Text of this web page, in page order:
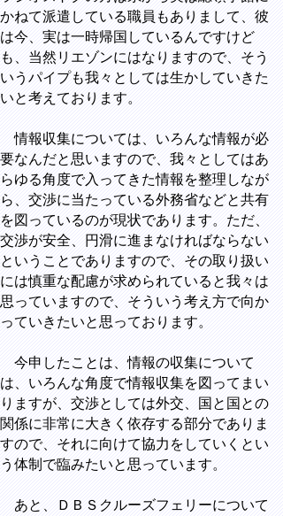
かねて派遣している職員もありまして、彼
は今、実は一時帰国しているんですけど
も、当然リエゾンにはなりますので、そう
いうパイプも我々としては生かしていきた
いと考えております。
情報収集については、いろんな情報が必
要なんだと思いますので、我々としてはあ
らゆる角度で入ってきた情報を整理しなが
ら、交渉に当たっている外務省などと共有
を図っているのが現状であります。ただ、
交渉が安全、円滑に進まなければならない
ということでありますので、その取り扱い
には慎重な配慮が求められていると我々は
思っていますので、そういう考え方で向か
っていきたいと思っております。
今申したことは、情報の収集について
は、いろんな角度で情報収集を図ってまい
りますが、交渉としては外交、国と国との
関係に非常に大きく依存する部分でありま
すので、それに向けて協力をしていくとい
う体制で臨みたいと思っています。
あと、ＤＢＳクルーズフェリーについて